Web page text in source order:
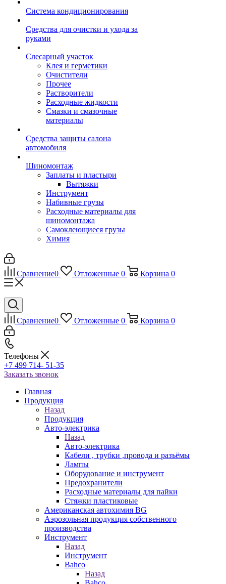
Система кондиционирования
Средства для очистки и ухода за
руками
Слесарный участок
Клея и герметики
Очистители
Прочее
Растворители
Расходные жидкости
Смазки и смазочные
материалы
Средства защиты салона
автомобиля
Шиномонтаж
Заплаты и пластыри
Вытяжки
Инструмент
Набивные грузы
Расходные материалы для
шиномонтажа
Самоклеющиеся грузы
Химия
Сравнение0 Отложенные 0 Корзина 0
Сравнение0 Отложенные 0 Корзина 0
Телефоны
+7 499 714- 51-35
Заказать звонок
Главная
Продукция
Назад
Продукция
Авто-электрика
Назад
Авто-электрика
Кабели , трубки ,провода и разъёмы
Лампы
Оборудование и инструмент
Предохранители
Расходные материалы для пайки
Стяжки пластиковые
Американская автохимия BG
Аэрозольная продукция собственного
производства
Инструмент
Назад
Инструмент
Bahco
Назад